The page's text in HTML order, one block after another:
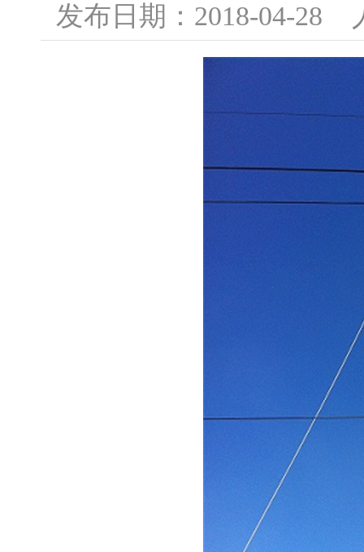
发布日期：2018-04-28